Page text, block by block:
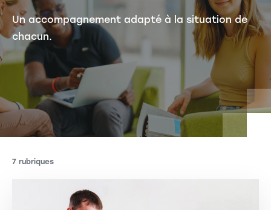
Un accompagnement adapté à la situation de
chacun.
7 rubriques